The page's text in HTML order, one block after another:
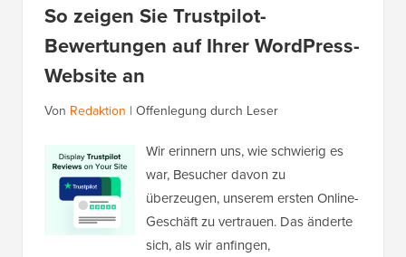
So zeigen Sie Trustpilot-
Bewertungen auf Ihrer WordPress-
Website an
Von Redaktion | Offenlegung durch Leser
Wir erinnern uns, wie schwierig es
war, Besucher davon zu
überzeugen, unserem ersten Online-
Geschäft zu vertrauen. Das änderte
sich, als wir anfingen,